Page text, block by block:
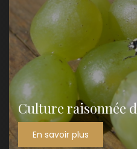
Culture raisonnée
En savoir plus